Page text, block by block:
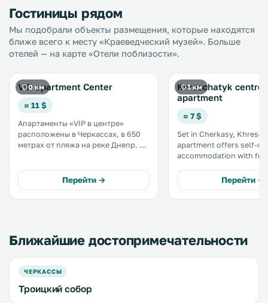
Гостиницы рядом
Мы подобрали объекты размещения, которые находятся
ближе всего к месту «Краеведческий музей». Больше
отелей — на карте «Отели поблизости».
0 км
VIP apartment Center
≈ 11 $
Апартаменты «VIP в центре»
расположены в Черкассах, в 650
метрах от пляжа на реке Днепр. К
территории. В числе прочих
удобств кухня с духовкой,
микроволновой печью и
Перейти →
1 км
Khreschatyk centre
apartment
≈ 7 $
Set in Cherkasy,
apartment offers self-
accommodation with free
The unit is equipped
A TV is provided. .
Перейти →
Ближайшие достопримечательности
ЧЕРКАССЫ
Троицкий собор